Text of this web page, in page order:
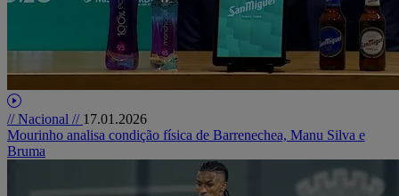
// Nacional // 17.01.2026
Mourinho analisa condição física de Barrenechea, Manu Silva e
Bruma